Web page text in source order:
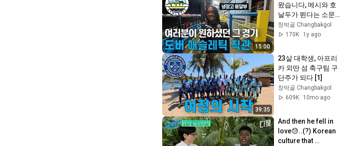
15:00
왔습니다, 메시와 호
날두가 뛴다는 소문
의 7부리그팀 도버 애
슬레틱 직관 | 17/210
창박골 Changbakgol
170K
1y ago
39:35
23살 대학생, 아프리
카 외딴 섬 축구팀 구
단주가 되다 [1]
창박골 Changbakgol
609K
10mo ago
And then he fell in
love😓..(?) Korean
culture that